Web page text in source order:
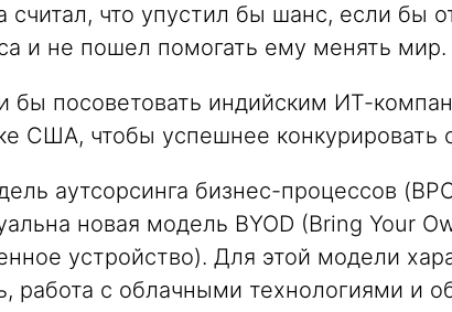
считал, что упустил бы шанс, если бы
и не пошел помогать ему менять мир.
бы посоветовать индийским ИТ-
США, чтобы успешнее конкурировать
аутсорсинга бизнес-процессов
новая модель BYOD (Bring Your
устройство). Для этой модели
работа с облачными технологиями и